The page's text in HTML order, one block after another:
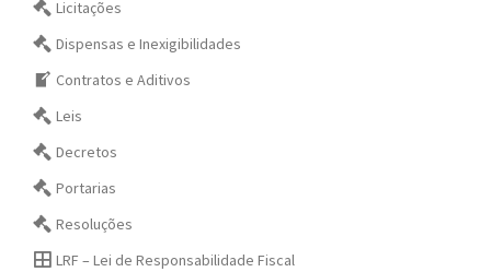
Licitações
Dispensas e Inexigibilidades
Contratos e Aditivos
Leis
Decretos
Portarias
Resoluções
LRF – Lei de Responsabilidade Fiscal